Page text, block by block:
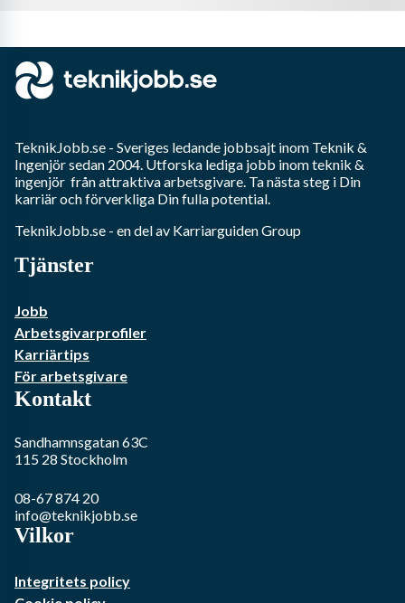
TeknikJobb.se - Sveriges ledande jobbsajt inom Teknik &
Ingenjörsedan 2004. Utforska lediga jobb inomteknik &
ingenjör från attraktiva arbetsgivare. Ta nästa steg i Din
karriär och förverkliga Din fulla potential.
TeknikJobb.se - en del av Karriarguiden Group
Tjänster
Jobb
Arbetsgivarprofiler
Karriärtips
För arbetsgivare
Kontakt
Sandhamnsgatan 63C
115 28 Stockholm
08-67 874 20
info@teknikjobb.se
Vilkor
Integritets policy